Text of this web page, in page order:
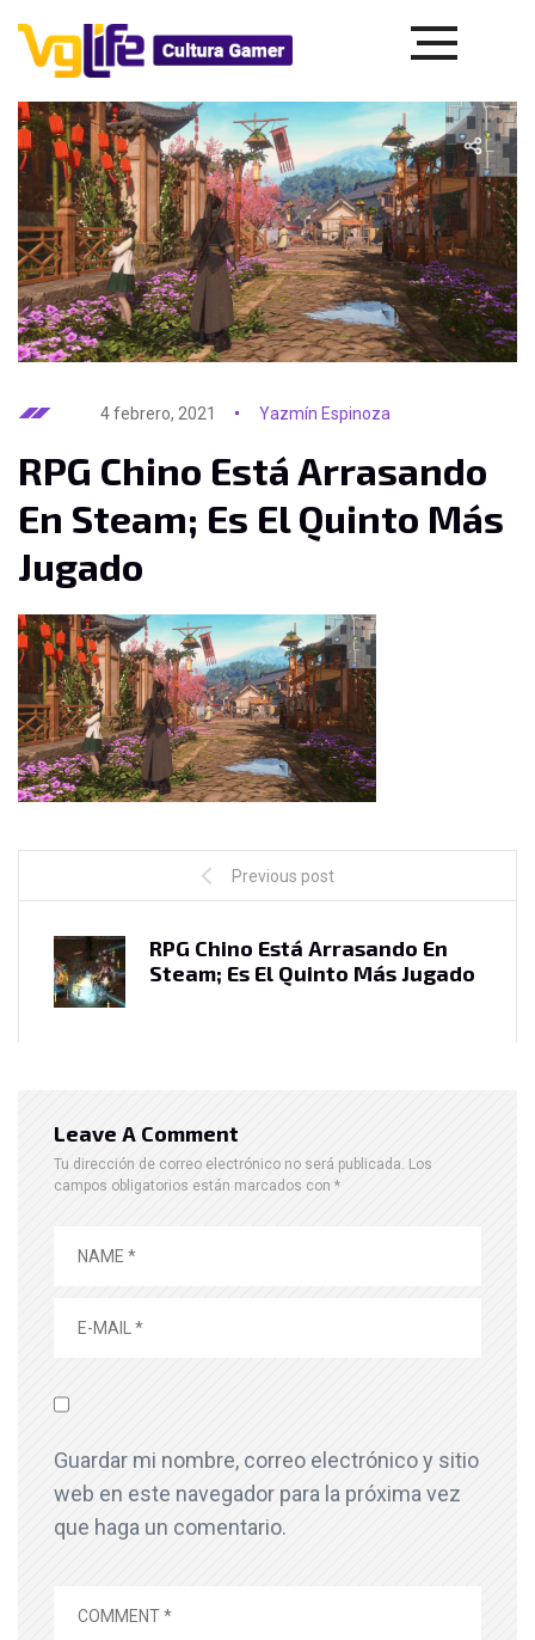
4 febrero, 2021 Yazmín Espinoza
RPG Chino Está Arrasando
En Steam; Es El Quinto Más
Jugado
Previous post
RPG Chino Está Arrasando En
Steam; Es El Quinto Más Jugado
Leave A Comment
Tu dirección de correo electrónico no será publicada. Los
campos obligatorios están marcados con *
Guardar mi nombre, correo electrónico y sitio
web en este navegador para la próxima vez
que haga un comentario.